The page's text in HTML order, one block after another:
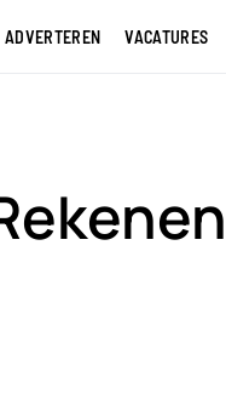
ADVERTEREN VACATURES